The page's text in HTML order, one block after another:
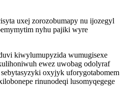
uxej zorozobumapy nu ijozegyl
nyhu pajiki wyre
kiwylumupyzida wumugisexe
ewez uwobag odolyraf
oxyjyk uforygotabomem
rinunodeqi lusomyqegege